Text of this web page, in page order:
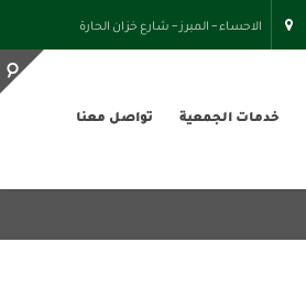
الاحساء – المبرز – شارع خزان الحارة
خدمات الجمعية تواصل معنا